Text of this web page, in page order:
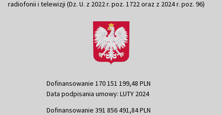
radiofonii i telewizji (Dz. U. z 2022 r. poz. 1722 oraz z 2024 r. poz. 96)
Dofinansowanie 170 151 199,48 PLN
Data podpisania umowy: LUTY 2024
Dofinansowanie 391 856 491,84 PLN